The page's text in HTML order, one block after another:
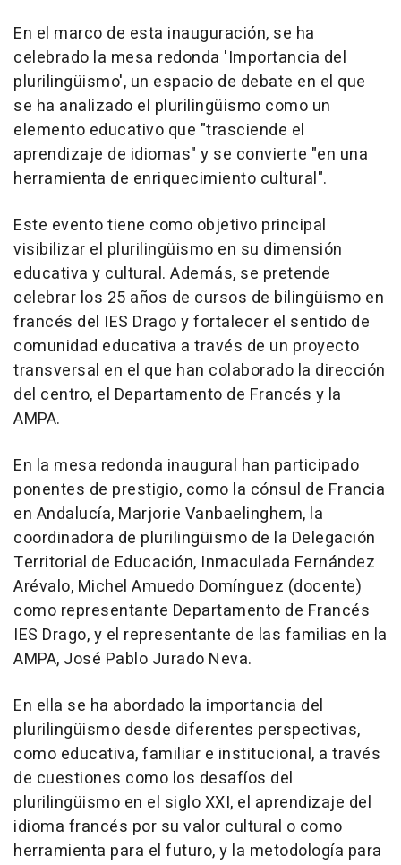
En el marco de esta inauguración, se ha
celebrado la mesa redonda 'Importancia del
plurilingüismo', un espacio de debate en el que
se ha analizado el plurilingüismo como un
elemento educativo que "trasciende el
aprendizaje de idiomas" y se convierte "en una
herramienta de enriquecimiento cultural".
Este evento tiene como objetivo principal
visibilizar el plurilingüismo en su dimensión
educativa y cultural. Además, se pretende
celebrar los 25 años de cursos de bilingüismo en
francés del IES Drago y fortalecer el sentido de
comunidad educativa a través de un proyecto
transversal en el que han colaborado la dirección
del centro, el Departamento de Francés y la
AMPA.
En la mesa redonda inaugural han participado
ponentes de prestigio, como la cónsul de Francia
en Andalucía, Marjorie Vanbaelinghem, la
coordinadora de plurilingüismo de la Delegación
Territorial de Educación, Inmaculada Fernández
Arévalo, Michel Amuedo Domínguez (docente)
como representante Departamento de Francés
IES Drago, y el representante de las familias en la
AMPA, José Pablo Jurado Neva.
En ella se ha abordado la importancia del
plurilingüismo desde diferentes perspectivas,
como educativa, familiar e institucional, a través
de cuestiones como los desafíos del
plurilingüismo en el siglo XXI, el aprendizaje del
idioma francés por su valor cultural o como
herramienta para el futuro, y la metodología para